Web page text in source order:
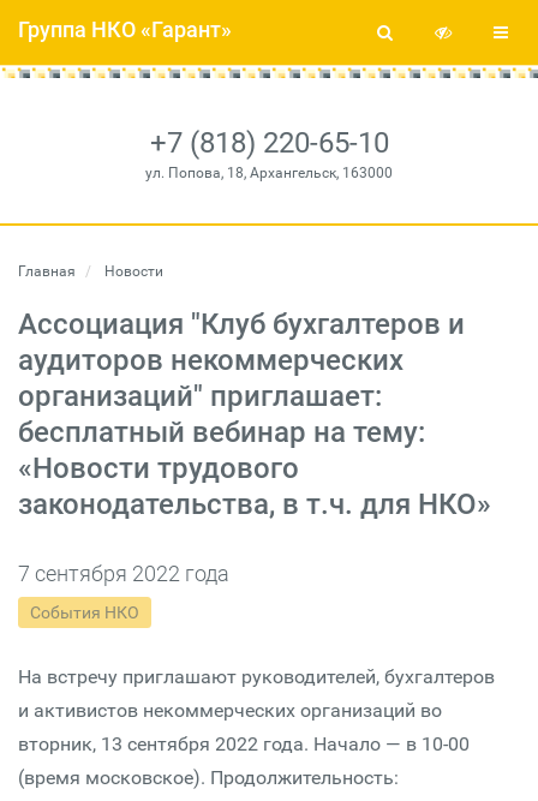
+7 (818) 220-65-10
ул. Попова, 18, Архангельск, 163000
Группа НКО «Гарант»
Главная Новости
Ассоциация "Клуб бухгалтеров и
аудиторов некоммерческих
организаций" приглашает:
бесплатный вебинар на тему:
«Новости трудового
законодательства, в т.ч. для НКО»
7 сентября 2022 года
События НКО
На встречу приглашают руководителей, бухгалтеров
и активистов некоммерческих организаций во
вторник, 13 сентября 2022 года. Начало — в 10-00
(время московское). Продолжительность: